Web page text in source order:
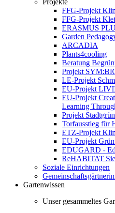
Projekte
FFG-Projekt
FFG-Projekt
ERASMUS
Garden
ARCADIA
Plants4cooling
Beratung
Projekt
LE-Projekt
EU-Projekt
EU-Projekt
Learning
Projekt Stadtgrün
Torfausstieg für
ETZ-Projekt
EU-Projekt
EDUGARD -
ReHABITAT
Soziale Einrichtungen
Gartenwissen
Unser gesammeltes